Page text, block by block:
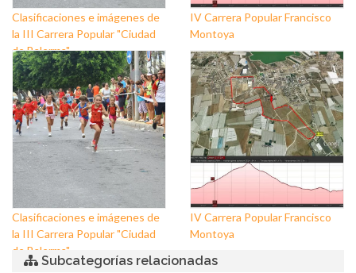
Clasificaciones e imágenes de
la III Carrera Popular "Ciudad
de Balerma"
IV Carrera Popular Francisco
Montoya
Clasificaciones e imágenes de
la III Carrera Popular "Ciudad
de Balerma"
IV Carrera Popular Francisco
Montoya
Subcategorías relacionadas